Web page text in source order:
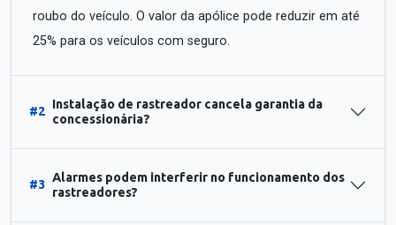
roubo do veículo. O valor da apólice pode reduzir em até
25% para os veículos com seguro.
#2
Instalação de rastreador cancela garantia da
concessionária?
#3
Alarmes podem interferir no funcionamento dos
rastreadores?